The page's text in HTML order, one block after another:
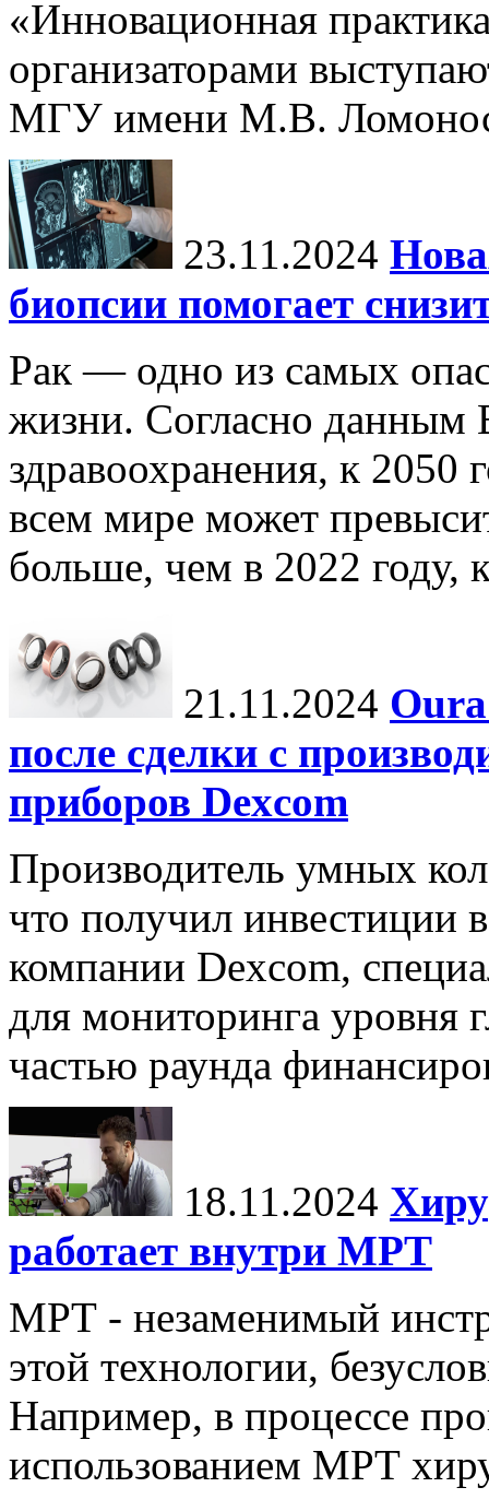
«Инновационная
организаторами
МГУ имени М.В.
23.11.2024
биопсии помогает
Рак — одно из самых
жизни. Согласно данным
здравоохранения, к 2050
всем мире может
больше, чем в 2022 году,
21.11.2024
после сделки с
приборов Dexcom
Производитель умных
что получил инвестиции
компании Dexcom,
для мониторинга уровня
частью раунда
18.11.2024
работает внутри МРТ
МРТ - незаменимый
этой технологии,
Например, в процессе
использованием МРТ